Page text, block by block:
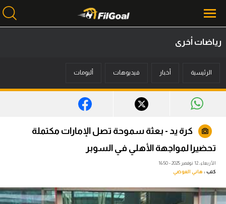
أخبار
فانتازي في الجول
فيديوهات
رياضات أخرى
الرئيسية أخبار فيديوهات ألبومات
كرة يد - بعثة سموحة تصل الإمارات مكتملة
تحضيرا لمواجهة الأهلي في السوبر
الأربعاء، 12 نوفمبر 2025 - 16:50
كتب : هاني العوضي